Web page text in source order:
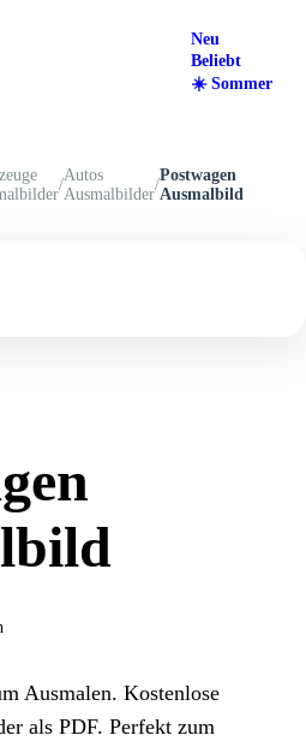
Neu
Beliebt
☀️ Sommer
/
Autos
Ausmalbilder
/
Postwagen
Ausmalbild
Ausmalen. Kostenlose
als PDF. Perfekt zum